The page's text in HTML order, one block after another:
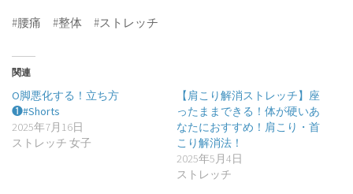
#腰痛 #整体 #ストレッチ
関連
O脚悪化する！立ち方
❶#Shorts
2025年7月16日
ストレッチ 女子
【肩こり解消ストレッチ】座
ったままできる！体が硬いあ
なたにおすすめ！肩こり・首
こり解消法！
2025年5月4日
ストレッチ